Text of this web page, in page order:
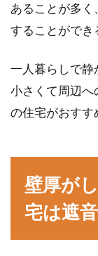
あることが多
することができ
一人暮らしで
小さくて周辺へ
の住宅がおすす
壁厚が
宅は遮